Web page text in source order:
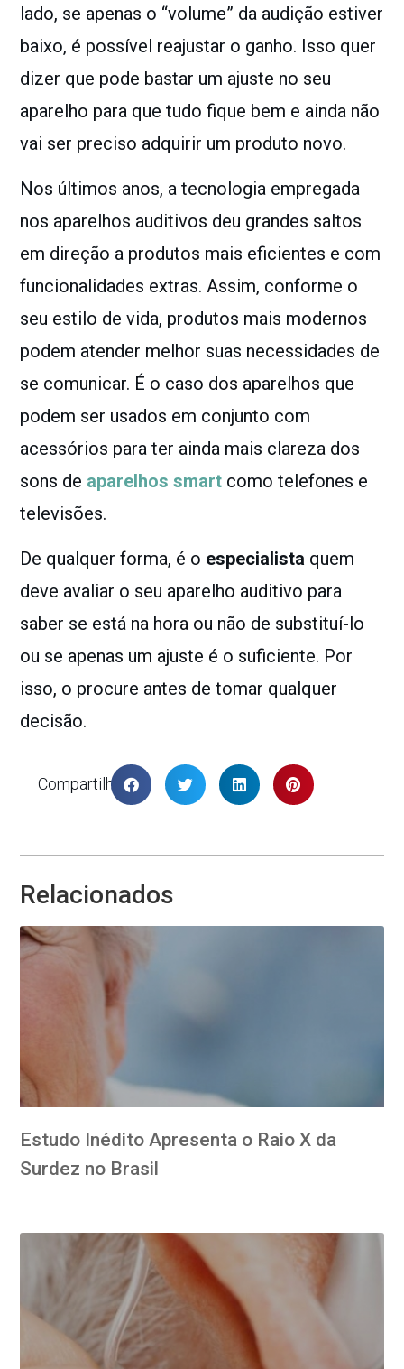
lado, se apenas o “volume” da audição estiver
baixo, é possível reajustar o ganho. Isso quer
dizer que pode bastar um ajuste no seu
aparelho para que tudo fique bem e ainda não
vai ser preciso adquirir um produto novo.
Nos últimos anos, a tecnologia empregada
nos aparelhos auditivos deu grandes saltos
em direção a produtos mais eficientes e com
funcionalidades extras. Assim, conforme o
seu estilo de vida, produtos mais modernos
podem atender melhor suas necessidades de
se comunicar. É o caso dos aparelhos que
podem ser usados em conjunto com
acessórios para ter ainda mais clareza dos
sons de aparelhos smart como telefones e
televisões.
De qualquer forma, é o especialista quem
deve avaliar o seu aparelho auditivo para
saber se está na hora ou não de substituí-lo
ou se apenas um ajuste é o suficiente. Por
isso, o procure antes de tomar qualquer
decisão.
Compartilhar
Relacionados
Estudo Inédito Apresenta o Raio X da
Surdez no Brasil